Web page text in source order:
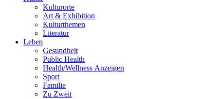
Kulturorte
Art & Exhibition
Kulturthemen
Literatur
Leben
Gesundheit
Public Health
Health/Wellness Anzeigen
Sport
Familie
Zu Zweit